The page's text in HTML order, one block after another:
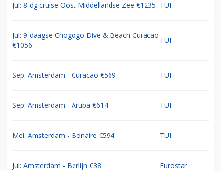
Jul: 8-dg cruise Oost Middellandse Zee €1235 TUI
Jul: 9-daagse Chogogo Dive & Beach Curacao
€1056
TUI
Sep: Amsterdam - Curacao €569 TUI
Sep: Amsterdam - Aruba €614 TUI
Mei: Amsterdam - Bonaire €594 TUI
Jul: Amsterdam - Berlijn €38 Eurostar